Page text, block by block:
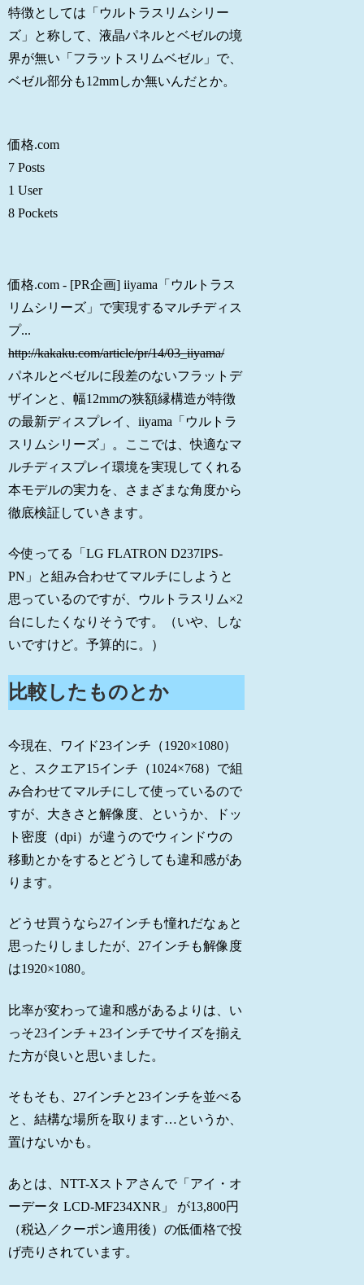
特徴としては「ウルトラスリムシリー
ズ」と称して、液晶パネルとベゼルの境
界が無い「フラットスリムベゼル」で、
ベゼル部分も12mmしか無いんだとか。
価格.com
7 Posts
1 User
8 Pockets
価格.com - [PR企画] iiyama「ウルトラス
リムシリーズ」で実現するマルチディス
プ...
http://kakaku.com/article/pr/14/03_iiyama/
パネルとベゼルに段差のないフラットデ
ザインと、幅12mmの狭額縁構造が特徴
の最新ディスプレイ、iiyama「ウルトラ
スリムシリーズ」。ここでは、快適なマ
ルチディスプレイ環境を実現してくれる
本モデルの実力を、さまざまな角度から
徹底検証していきます。
今使ってる「LG FLATRON D237IPS-
PN」と組み合わせてマルチにしようと
思っているのですが、ウルトラスリム×2
台にしたくなりそうです。（いや、しな
いですけど。予算的に。）
比較したものとか
今現在、ワイド23インチ（1920×1080）
と、スクエア15インチ（1024×768）で組
み合わせてマルチにして使っているので
すが、大きさと解像度、というか、ドッ
ト密度（dpi）が違うのでウィンドウの
移動とかをするとどうしても違和感があ
ります。
どうせ買うなら27インチも憧れだなぁと
思ったりしましたが、27インチも解像度
は1920×1080。
比率が変わって違和感があるよりは、い
っそ23インチ＋23インチでサイズを揃え
た方が良いと思いました。
そもそも、27インチと23インチを並べる
と、結構な場所を取ります…というか、
置けないかも。
あとは、NTT-Xストアさんで「アイ・オ
ーデータ LCD-MF234XNR」 が13,800円
（税込／クーポン適用後）の低価格で投
げ売りされています。